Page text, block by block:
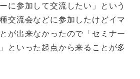
に参加して交流したい」という
交流会などに参加したけどイマ
が出来なかったので「セミナー
といった起点から来ることが多